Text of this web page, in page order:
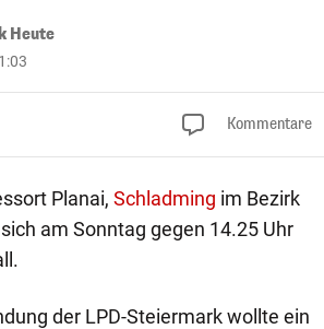
Heute
Kommentare
Planai, Schladming im Bezirk
am Sonntag gegen 14.25 Uhr
der LPD-Steiermark wollte ein